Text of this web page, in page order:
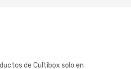
de Cultibox solo en